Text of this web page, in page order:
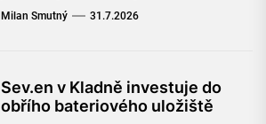
Milan Smutný 31.7.2026
Sev.en v Kladně investuje do
obřího bateriového uložiště